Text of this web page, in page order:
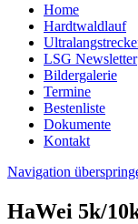
Home
Hardtwaldlauf
LSG Newsletter
Bildergalerie
Termine
Bestenliste
Dokumente
Kontakt
Navigation
HaWei 5k/